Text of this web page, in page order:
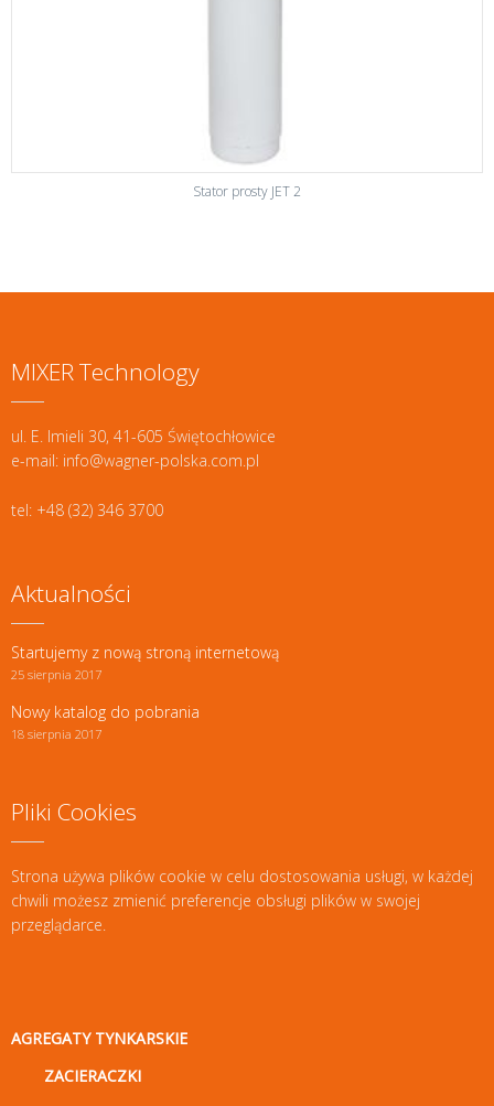
Stator prosty JET 2
MIXER Technology
ul. E. Imieli 30, 41-605 Świętochłowice
e-mail: info@wagner-polska.com.pl
tel: +48 (32) 346 3700
Aktualności
Startujemy z nową stroną internetową
25 sierpnia 2017
Nowy katalog do pobrania
18 sierpnia 2017
Pliki Cookies
Strona używa plików cookie w celu dostosowania usługi, w każdej
chwili możesz zmienić preferencje obsługi plików w swojej
przeglądarce.
AGREGATY TYNKARSKIE
ZACIERACZKI